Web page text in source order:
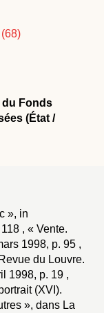
Fonds
(État /
», in
, « Vente.
1998, p. 95 ,
du Louvre.
1998, p. 19 ,
(XVI).
», dans La